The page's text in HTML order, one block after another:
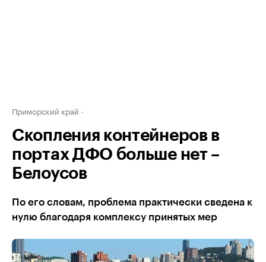
Приморский край
Скопления контейнеров в
портах ДФО больше нет –
Белоусов
По его словам, проблема практически сведена к
нулю благодаря комплексу принятых мер